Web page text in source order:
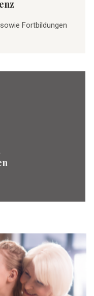
Fortbildungen